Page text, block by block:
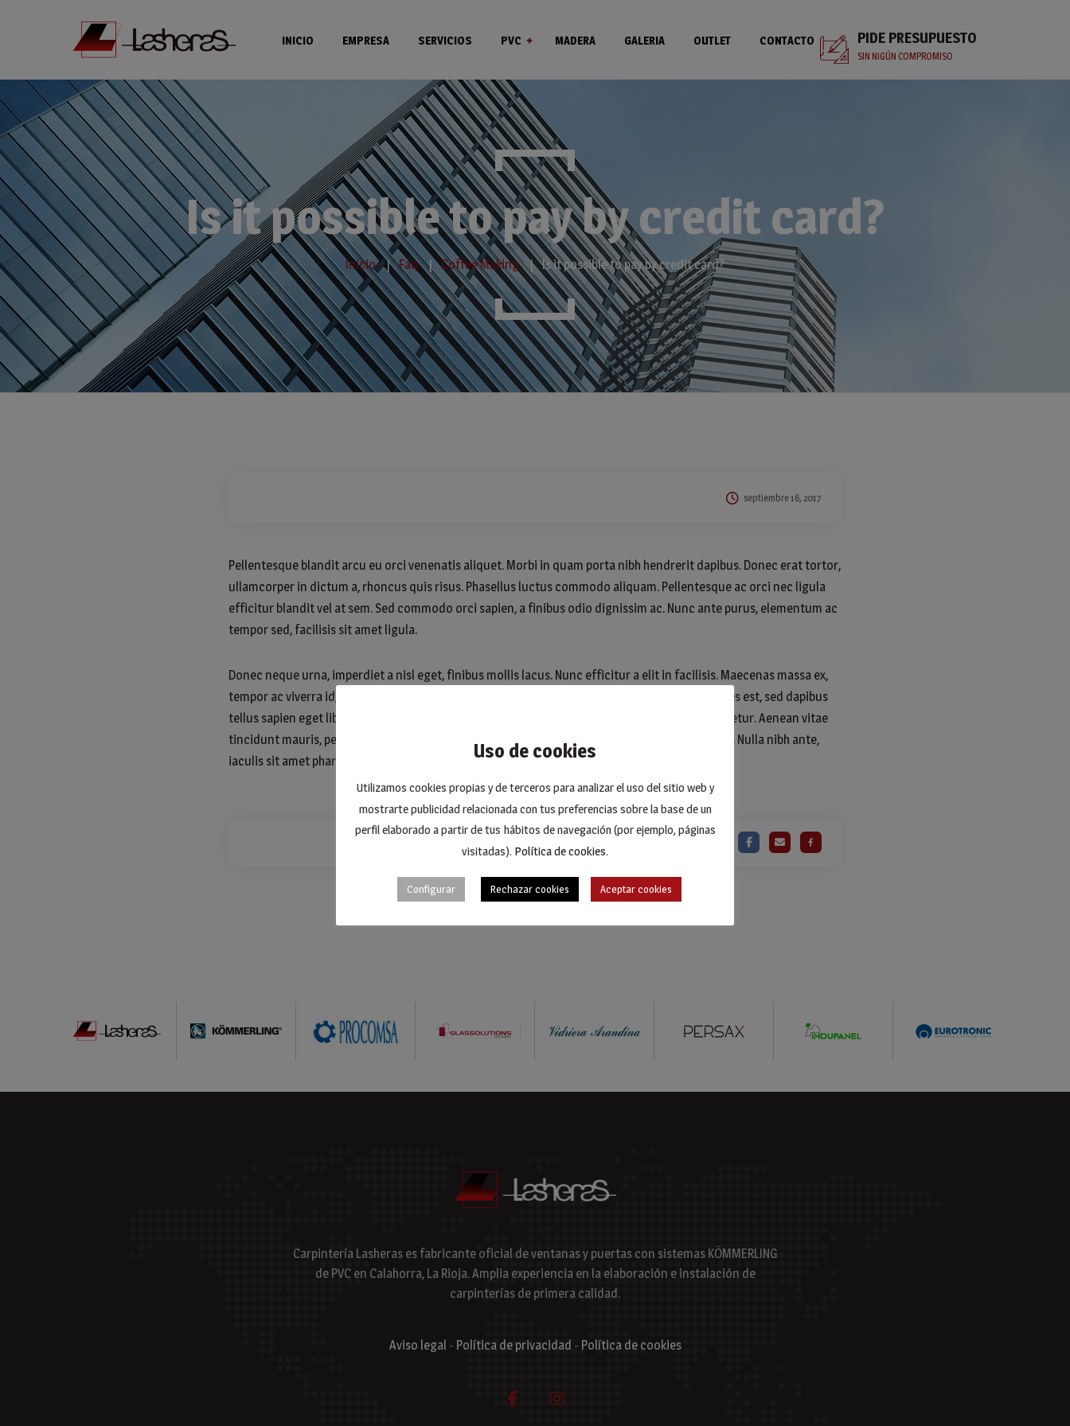
INICIO EMPRESA SERVICIOS PVC
Ventanas
Puertas
MADERA GALERIA OUTLET CONTACTO PIDE PRESUPUESTO
SIN NIGÚN COMPROMISO
Is it possible to pay by credit card?
Inicio Faq Coffee Making Is it possible to pay by credit card?
septiembre 16, 2017
Pellentesque blandit arcu eu orci venenatis aliquet. Morbi in quam porta nibh hendrerit dapibus. Donec erat tortor,
ullamcorper in dictum a, rhoncus quis risus. Phasellus luctus commodo aliquam. Pellentesque ac orci nec ligula
efficitur blandit vel at sem. Sed commodo orci sapien, a finibus odio dignissim ac. Nunc ante purus, elementum ac
tempor sed, facilisis sit amet ligula.
Donec neque urna, imperdiet a nisl eget, finibus mollis lacus. Nunc efficitur a elit in facilisis. Maecenas massa ex,
tempor ac viverra id, varius et massa. Sed convallis, metus a aliquet suscipit, purus nunc ultrices est, sed dapibus
tellus sapien eget libero. Praesent maximus velit vitae est venenatis, nec lobortis arcu consectetur. Aenean vitae
tincidunt mauris, pellentesque pulvinar ante. Proin malesuada vestibulum justo lacinia finibus. Nulla nibh ante,
iaculis sit amet pharetra at, tincidunt quis nisi.
SHARE:
Carpintería Lasheras es fabricante oficial de ventanas y puertas con sistemas KÖMMERLING
de PVC en Calahorra, La Rioja. Amplia experiencia en la elaboración e instalación de
carpinterías de primera calidad.
Aviso legal - Política de privacidad - Política de cookies
Uso de cookies
Utilizamos cookies propias y de terceros para analizar el uso del sitio web y
mostrarte publicidad relacionada con tus preferencias sobre la base de un
perfil elaborado a partir de tus hábitos de navegación (por ejemplo, páginas
visitadas). Política de cookies.
Configurar Rechazar cookies Aceptar cookies